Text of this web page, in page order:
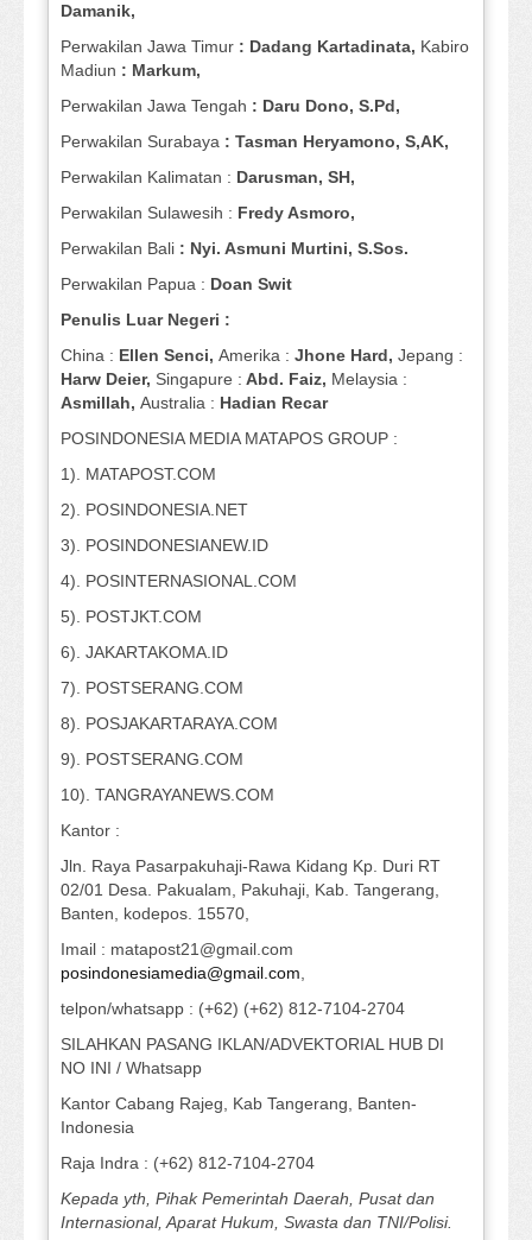
Damanik,
Perwakilan Jawa Timur : Dadang Kartadinata, Kabiro
Madiun : Markum,
Perwakilan Jawa Tengah : Daru Dono, S.Pd,
Perwakilan Surabaya : Tasman Heryamono, S,AK,
Perwakilan Kalimatan : Darusman, SH,
Perwakilan Sulawesih : Fredy Asmoro,
Perwakilan Bali : Nyi. Asmuni Murtini, S.Sos.
Perwakilan Papua : Doan Swit
Penulis Luar Negeri :
China : Ellen Senci, Amerika : Jhone Hard, Jepang :
Harw Deier, Singapure : Abd. Faiz, Melaysia :
Asmillah, Australia : Hadian Recar
POSINDONESIA MEDIA MATAPOS GROUP :
1). MATAPOST.COM
2). POSINDONESIA.NET
3). POSINDONESIANEW.ID
4). POSINTERNASIONAL.COM
5). POSTJKT.COM
6). JAKARTAKOMA.ID
7). POSTSERANG.COM
8). POSJAKARTARAYA.COM
9). POSTSERANG.COM
10). TANGRAYANEWS.COM
Kantor :
Jln. Raya Pasarpakuhaji-Rawa Kidang Kp. Duri RT
02/01 Desa. Pakualam, Pakuhaji, Kab. Tangerang,
Banten, kodepos. 15570,
Imail : matapost21@gmail.com
posindonesiamedia@gmail.com,
telpon/whatsapp : (+62) (+62) 812-7104-2704
SILAHKAN PASANG IKLAN/ADVEKTORIAL HUB DI
NO INI / Whatsapp
Kantor Cabang Rajeg, Kab Tangerang, Banten-
Indonesia
Raja Indra : (+62) 812-7104-2704
Kepada yth, Pihak Pemerintah Daerah, Pusat dan
Internasional, Aparat Hukum, Swasta dan TNI/Polisi.